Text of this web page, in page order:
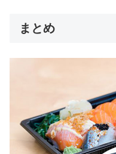
まとめ